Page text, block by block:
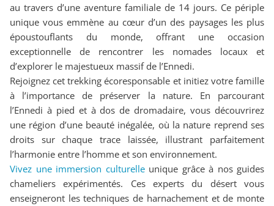
au travers d’une aventure familiale de 14 jours. Ce périple
unique vous emmène au cœur d’un des paysages les plus
époustouflants du monde, offrant une occasion
exceptionnelle de rencontrer les nomades locaux et
d’explorer le majestueux massif de l’Ennedi.
Rejoignez cet trekking écoresponsable et initiez votre famille
à l’importance de préserver la nature. En parcourant
l’Ennedi à pied et à dos de dromadaire, vous découvrirez
une région d’une beauté inégalée, où la nature reprend ses
droits sur chaque trace laissée, illustrant parfaitement
l’harmonie entre l’homme et son environnement.
Vivez une immersion culturelleunique grâce à nos guides
chameliers expérimentés. Ces experts du désert vous
enseigneront les techniques de harnachement et de monte